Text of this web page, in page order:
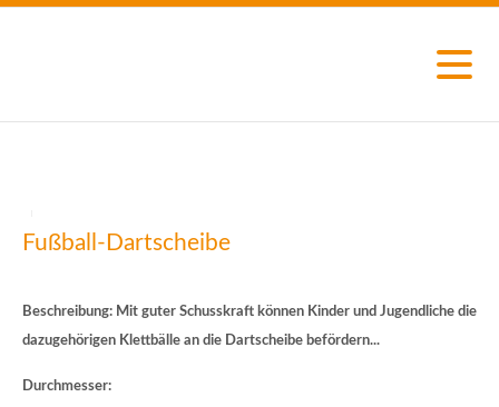
Fußball-Dartscheibe
Beschreibung: Mit guter Schusskraft können Kinder und Jugendliche die
dazugehörigen Klettbälle an die Dartscheibe befördern...
Durchmesser: